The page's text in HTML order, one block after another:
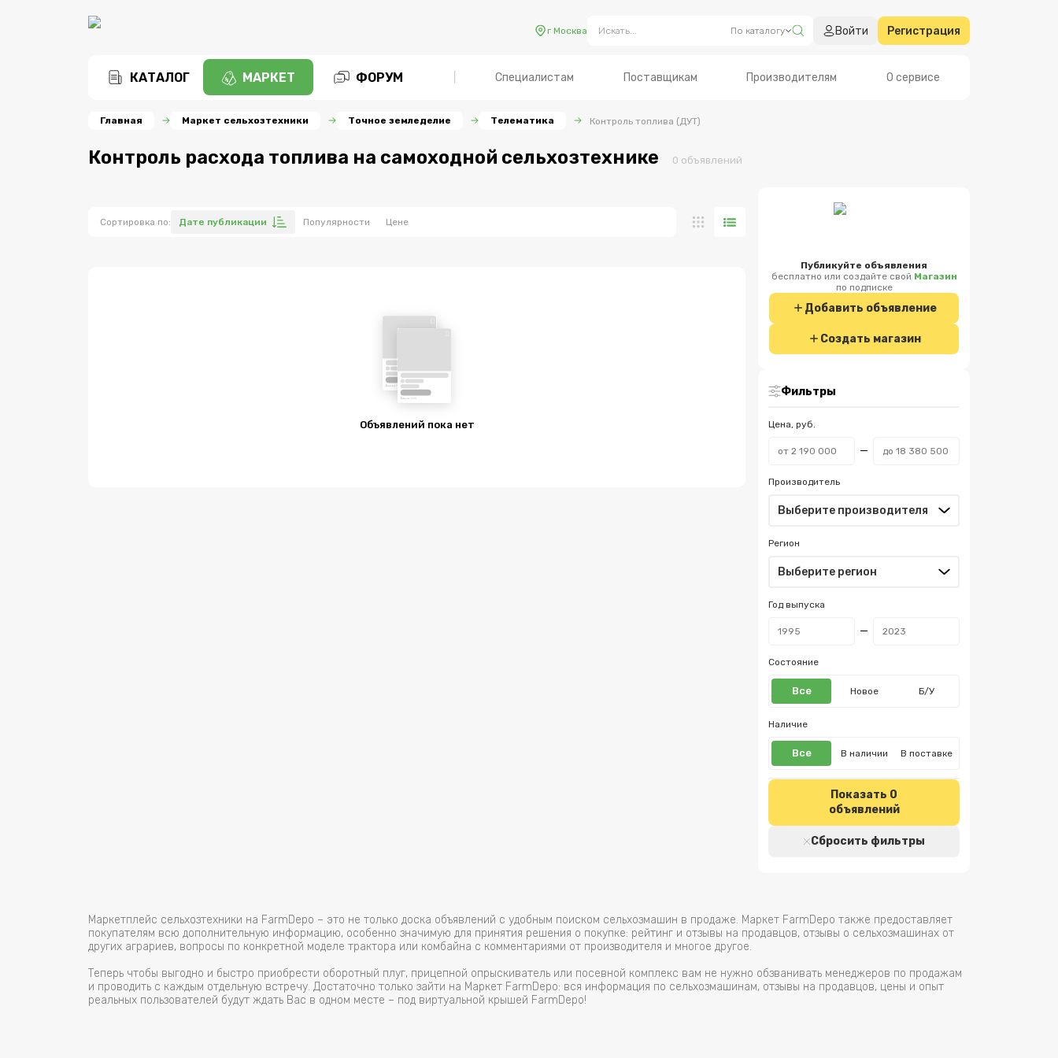
г Москва По каталогу Войти Регистрация
КАТАЛОГ МАРКЕТ ФОРУМ Специалистам Поставщикам Производителям О сервисе
Главная Маркет сельхозтехники Точное земледелие Телематика Контроль топлива (ДУТ)
Контроль расхода топлива на самоходной сельхозтехнике 0 объявлений
Сортировка по: Дате публикации Популярности Цене
Объявлений пока нет
Публикуйте объявления
бесплатно или создайте свой Магазин
по подписке
Добавить объявление
Создать магазин
Фильтры
Цена, руб.
Производитель
Регион
Год выпуска
Состояние
Все Новое Б/У
Наличие
Все В наличии В поставке
Показать 0
объявлений
Сбросить фильтры
Маркетплейс сельхозтехники на FarmDepo – это не только доска объявлений с удобным поиском сельхозмашин в продаже. Маркет FarmDepo также предоставляет
покупателям всю дополнительную информацию, особенно значимую для принятия решения о покупке: рейтинг и отзывы на продавцов, отзывы о сельхозмашинах от
других аграриев, вопросы по конкретной моделе трактора или комбайна с комментариями от производителя и многое другое.
Теперь чтобы выгодно и быстро приобрести оборотный плуг, прицепной опрыскиватель или посевной комплекс вам не нужно обзванивать менеджеров по продажам
и проводить с каждым отдельную встречу. Достаточно только зайти на Маркет FarmDepo: вся информация по сельхозмашинам, отзывы на продавцов, цены и опыт
реальных пользователей будут ждать Вас в одном месте – под виртуальной крышей FarmDepo!